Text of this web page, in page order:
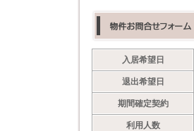
入居希望日
退出希望日
期間確定契約
利用人数